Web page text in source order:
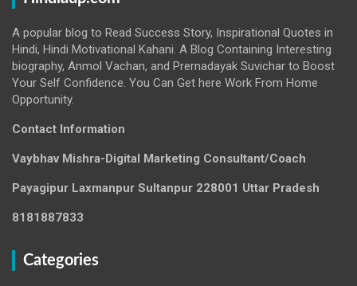
A popular blog to Read Success Story, Inspirational Quotes in
Hindi, Hindi Motivational Kahani. A Blog Containing Interesting
biography, Anmol Vachan, and Prernadayak Suvichar to Boost
Your Self Confidence. You Can Get here Work From Home
Opportunity.
Contact Information
Vaybhav Mishra-Digital Marketing Consultant/Coach
Payagipur Laxmanpur Sultanpur 228001 Uttar Pradesh
8181887833
Categories